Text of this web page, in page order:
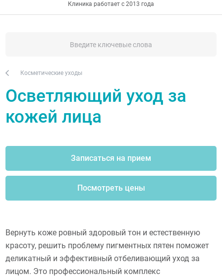
Клиника работает с 2013 года
Косметические уходы
Осветляющий уход за
кожей лица
Записаться на прием
Посмотреть цены
Вернуть коже ровный здоровый тон и естественную
красоту, решить проблему пигментных пятен поможет
деликатный и эффективный отбеливающий уход за
лицом. Это профессиональный комплекс